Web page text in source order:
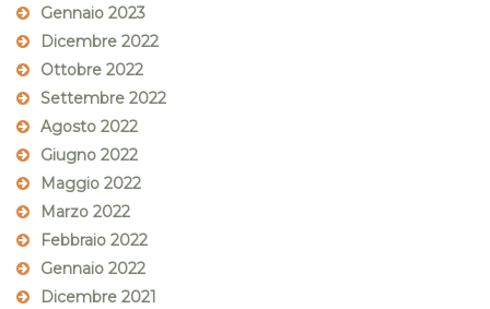
Gennaio 2023
Dicembre 2022
Ottobre 2022
Settembre 2022
Agosto 2022
Giugno 2022
Maggio 2022
Marzo 2022
Febbraio 2022
Gennaio 2022
Dicembre 2021